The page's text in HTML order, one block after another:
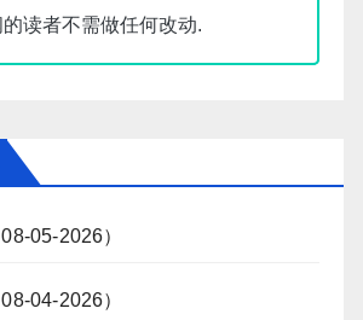
读者不需做任何改动.
05-2026）
04-2026）